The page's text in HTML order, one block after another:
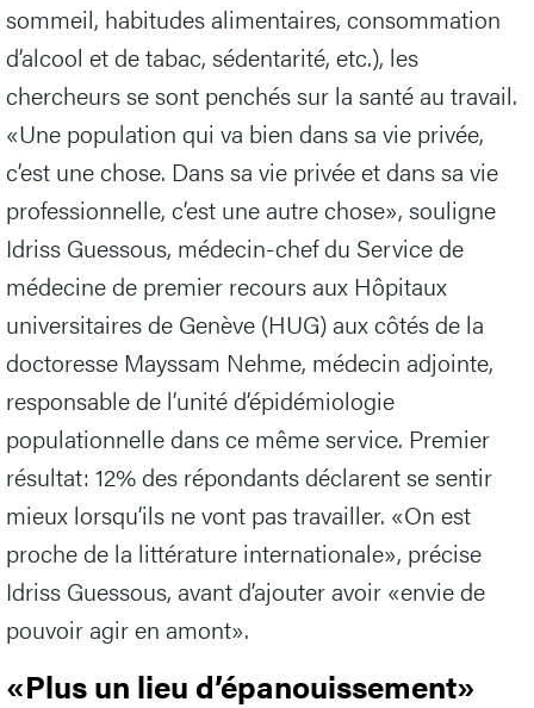
sommeil, habitudes alimentaires, consommation
d’alcool et de tabac, sédentarité, etc.), les
chercheurs se sont penchés sur la santé au travail.
«Une population qui va bien dans sa vie privée,
c’est une chose. Dans sa vie privée et dans sa vie
professionnelle, c’est une autre chose», souligne
Idriss Guessous, médecin-chef du Service de
médecine de premier recours aux Hôpitaux
universitaires de Genève (HUG) aux côtés de la
doctoresse Mayssam Nehme, médecin adjointe,
responsable de l’unité d’épidémiologie
populationnelle dans ce même service. Premier
résultat: 12% des répondants déclarent se sentir
mieux lorsqu’ils ne vont pas travailler. «On est
proche de la littérature internationale», précise
Idriss Guessous, avant d’ajouter avoir «envie de
pouvoir agir en amont».
«Plus un lieu d’épanouissement»